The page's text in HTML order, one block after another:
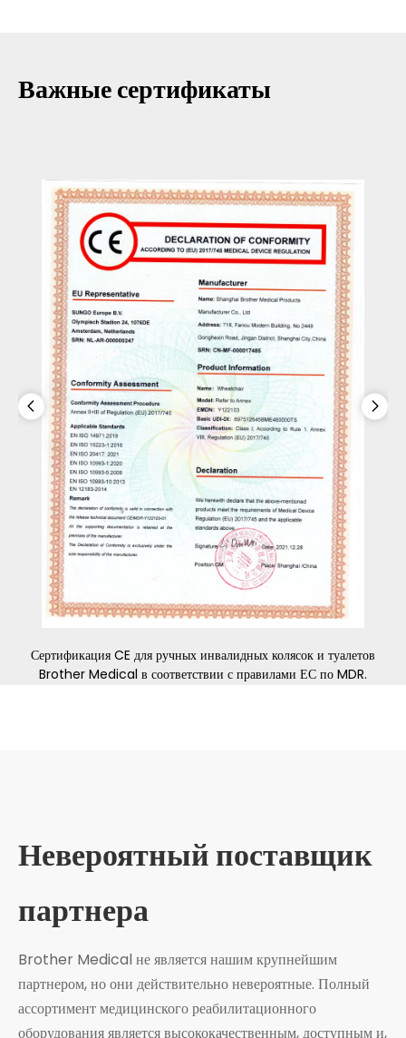
Важные сертификаты
Сертификация CE для ручных инвалидных колясок и туалетов
Brother Medical в соответствии с правилами ЕС по MDR.
Невероятный поставщик
партнера
Brother Medical не является нашим крупнейшим
партнером, но они действительно невероятные. Полный
ассортимент медицинского реабилитационного
оборудования является высококачественным, доступным и,